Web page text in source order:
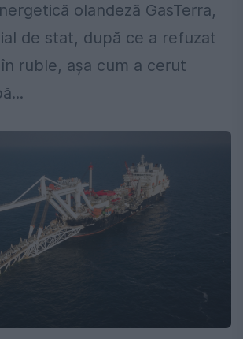
olandeză GasTerra,
de stat, după ce a refuzat
ruble, așa cum a cerut